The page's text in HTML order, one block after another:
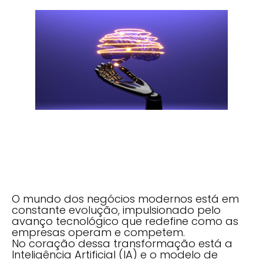
O mundo dos negócios modernos está em
constante evolução, impulsionado pelo
avanço tecnológico que redefine como as
empresas operam e competem.
No coração dessa transformação está a
Inteligência Artificial (IA) e o modelo de